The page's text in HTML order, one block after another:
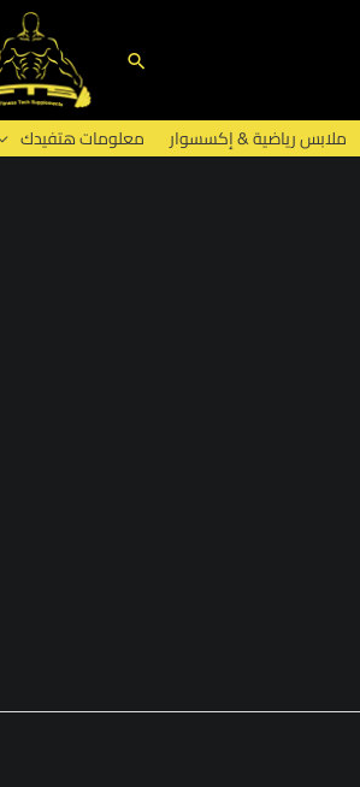
البحث
ملابس رياضية & إكسسوار معلومات هتفيدك